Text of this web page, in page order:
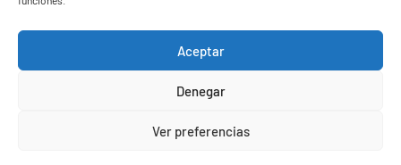
Aceptar
Denegar
Ver preferencias
Correo IIM